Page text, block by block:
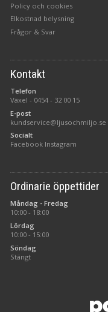
Policy och cookies
Elkostnad belysning
Frågor & Svar
Kontakt
Telefon
Växel - 0454 - 32 00 15
E-post
kundservice@ljusochmiljo.se
Socialt
Facebook Instagram
Ordinarie öppettider
Måndag - Fredag
10:00 - 18:00
Lördag
10:00 - 15:00
Söndag
Stängt